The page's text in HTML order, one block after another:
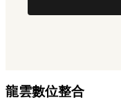
龍雲數位整合